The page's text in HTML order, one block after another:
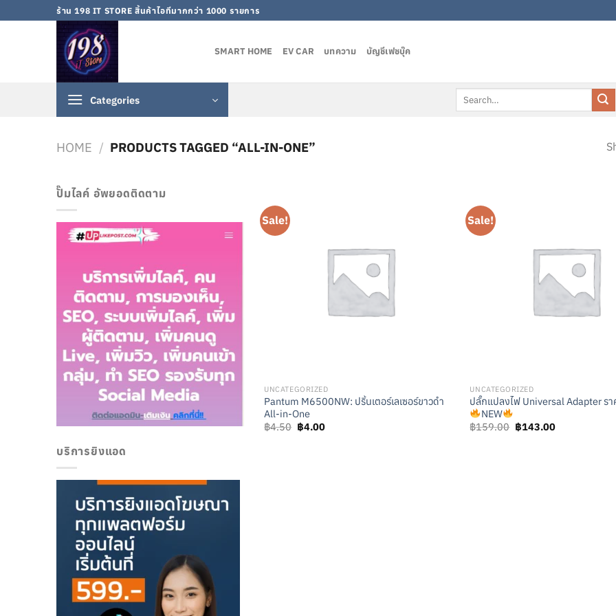
to
ร้าน 198 IT STORE สิ้นค้าไอทีมากกว่า 1000 รายการ
SMART HOME EV CAR บทความ บัญชีเฟชบุ๊ค
Categories
Search
for:
HOME / PRODUCTS TAGGED “ALL-IN-ONE”
ปั๊มไลค์ อัพยอดติดตาม
บริการยิงแอด
Sale!
UNCATEGORIZED
Pantum M6500NW: ปริ้นเตอร์เลเซอร์ขาวดำ
All-in-One
฿4.50 Original
price
฿4.00Current
Sale!
UNCATEGORIZED
ปลั๊กแปลงไฟ Universal Adapter ร
NEW
฿159.00 Original
price
฿143.00Current